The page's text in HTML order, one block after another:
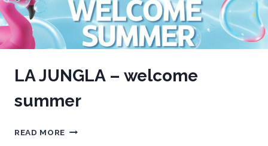
LA JUNGLA – welcome
summer
READ MORE LA